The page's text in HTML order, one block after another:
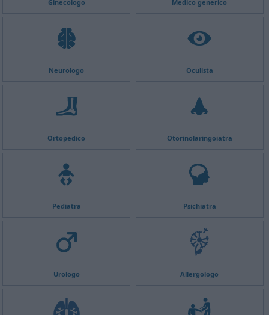
Ginecologo Medico generico
Neurologo Oculista
Ortopedico Otorinolaringoiatra
Pediatra Psichiatra
Urologo Allergologo